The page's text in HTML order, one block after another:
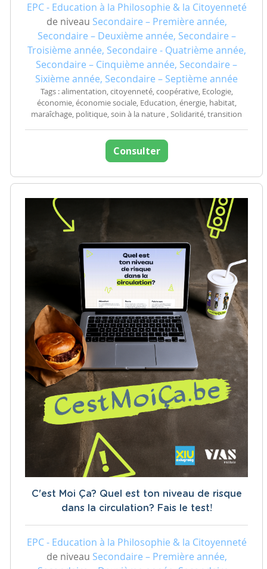
EPC - Education à la Philosophie & la Citoyenneté
de niveau Secondaire – Première année,
Secondaire – Deuxième année, Secondaire –
Troisième année, Secondaire - Quatrième année,
Secondaire – Cinquième année, Secondaire –
Sixième année, Secondaire – Septième année
Tags : alimentation, citoyenneté, coopérative, Ecologie,
économie, économie sociale, Education, énergie, habitat,
maraîchage, politique, soin à la nature , Solidarité, transition
Consulter
C'est Moi Ça? Quel est ton niveau de risque
dans la circulation? Fais le test!
EPC - Education à la Philosophie & la Citoyenneté
de niveau Secondaire – Première année,